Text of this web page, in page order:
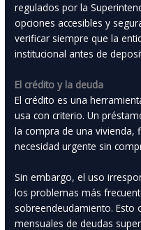
regulados por la
opciones accesibles y
verificar siempre que la
institucional antes de
El crédito y la deuda
El crédito es una
usa con criterio. Un
la compra de una vivienda,
necesidad urgente sin
Sin embargo, el uso
los problemas más
sobreendeudamiento. Esto
mensuales de deudas